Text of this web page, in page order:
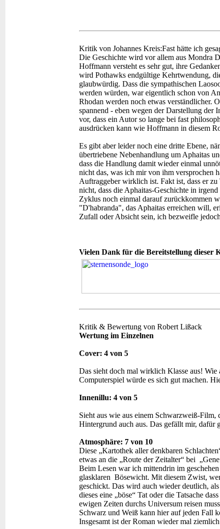
Kritik von Johannes Kreis:Fast hätte ich
Die Geschichte wird vor allem aus Mondra
Hoffmann versteht es sehr gut, ihre
wird Pothawks endgültige Kehrtwendung,
glaubwürdig. Dass die sympathischen
werden würden, war eigentlich schon von
Rhodan werden noch etwas verständlicher.
spannend - eben wegen der Darstellung der
vor, dass ein Autor so lange bei fast
ausdrücken kann wie Hoffmann in diesem
Es gibt aber leider noch eine dritte Ebene,
übertriebene Nebenhandlung um Aphaitas
dass die Handlung damit wieder einmal
nicht das, was ich mir von ihm versprochen
Auftraggeber wirklich ist. Fakt ist, dass er
nicht, dass die Aphaitas-Geschichte in
Zyklus noch einmal darauf zurückkommen
"D'habranda", das Aphaitas erreichen will,
Zufall oder Absicht sein, ich bezweifle
Vielen Dank für die Bereitstellung dieser
Kritik & Bewertung von Robert Lißack
Wertung im Einzelnen
Cover: 4 von 5
Das sieht doch mal wirklich Klasse aus! Wie
Computerspiel würde es sich gut machen.
Innenillu: 4 von 5
Sieht aus wie aus einem Schwarzweiß-Film,
Hintergrund auch aus. Das gefällt mir, dafür
Atmosphäre: 7 von 10
Diese „Kartothek aller denkbaren
etwas an die „Route der Zeitalter“ bei
Beim Lesen war ich mittendrin im
glasklaren Bösewicht. Mit diesem Zwist,
geschickt. Das wird auch wieder deutlich,
dieses eine „böse“ Tat oder die Tatsache
ewigen Zeiten durchs Universum reisen
Schwarz und Weiß kann hier auf jeden Fall
Insgesamt ist der Roman wieder mal